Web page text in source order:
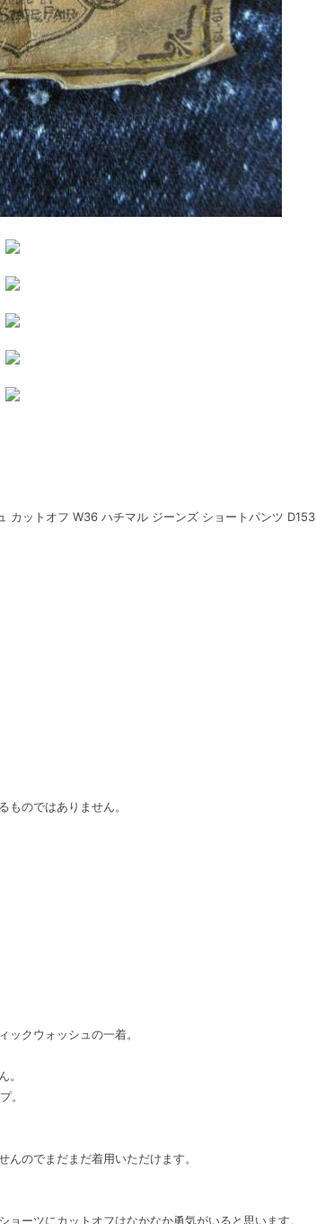
カットオフ W36 ハチマル ジーンズ ショートパンツ D153
のではありません。
クウォッシュの一着。
。
。
のでまだまだ着用いただけます。
ーツにカットオフはなかなか勇気がいると思います。